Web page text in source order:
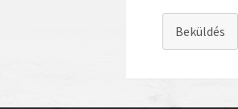
Beküldés